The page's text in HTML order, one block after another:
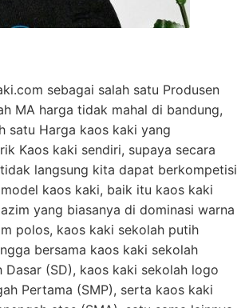
sebagai salah satu Produsen
MA harga tidak mahal di bandung,
satu Harga kaos kaki yang
Kaos kaki sendiri, supaya secara
langsung kita dapat berkompetisi
kaos kaki, baik itu kaos kaki
yang biasanya di dominasi warna
polos, kaos kaki sekolah putih
bersama kaos kaki sekolah
Dasar (SD), kaos kaki sekolah logo
Pertama (SMP), serta kaos kaki